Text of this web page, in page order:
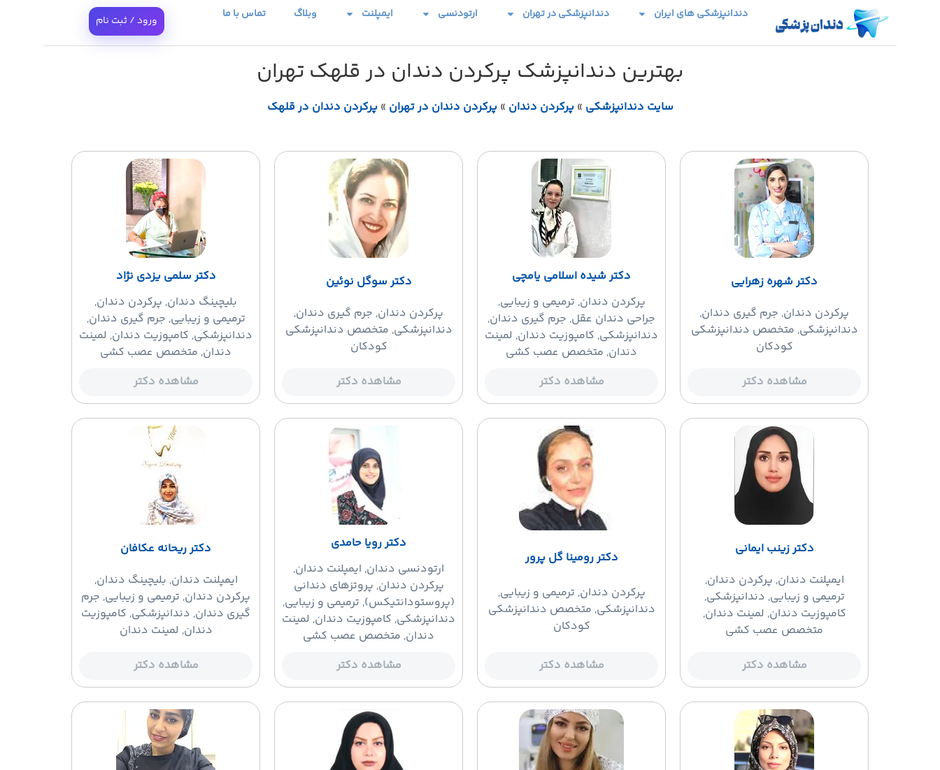
دندانپزشکی های ایران دندانپزشکی در تهران ارتودنسی ایمپلنت وبلاگ تماس با ما ورود / ثبت نام
بهترین دندانپزشک پرکردن دندان در قلهک تهران
سایت دندانپزشکی »پرکردن دندان »پرکردن دندان در تهران »پرکردن دندان در قلهک
دکتر شهره زهرایی
پرکردن دندان, جرم گیری دندان,
دندانپزشکی, متخصص دندانپزشکی
کودکان
مشاهده دکتر
دکتر شیده اسلامی یامچی
پرکردن دندان, ترمیمی و زیبایی,
جراحی دندان عقل, جرم گیری دندان,
دندانپزشکی, کامپوزیت دندان, لمینت
دندان, متخصص عصب کشی
مشاهده دکتر
دکتر سوگل نوئین
پرکردن دندان, جرم گیری دندان,
دندانپزشکی, متخصص دندانپزشکی
کودکان
مشاهده دکتر
دکتر سلمی یزدی نژاد
بلیچینگ دندان, پرکردن دندان,
ترمیمی و زیبایی, جرم گیری دندان,
دندانپزشکی, کامپوزیت دندان, لمینت
دندان, متخصص عصب کشی
مشاهده دکتر
دکتر زینب ایمانی
ایمپلنت دندان, پرکردن دندان,
ترمیمی و زیبایی, دندانپزشکی,
کامپوزیت دندان, لمینت دندان,
متخصص عصب کشی
مشاهده دکتر
دکتر رومینا گل پرور
پرکردن دندان, ترمیمی و زیبایی,
دندانپزشکی, متخصص دندانپزشکی
کودکان
مشاهده دکتر
دکتر رویا حامدی
ارتودنسی دندان, ایمپلنت دندان,
پرکردن دندان, پروتزهای دندانی
(پروستودانتیکس), ترمیمی و زیبایی,
دندانپزشکی, کامپوزیت دندان, لمینت
دندان, متخصص عصب کشی
مشاهده دکتر
دکتر ریحانه عکافان
ایمپلنت دندان, بلیچینگ دندان,
پرکردن دندان, ترمیمی و زیبایی, جرم
گیری دندان, دندانپزشکی, کامپوزیت
دندان, لمینت دندان
مشاهده دکتر